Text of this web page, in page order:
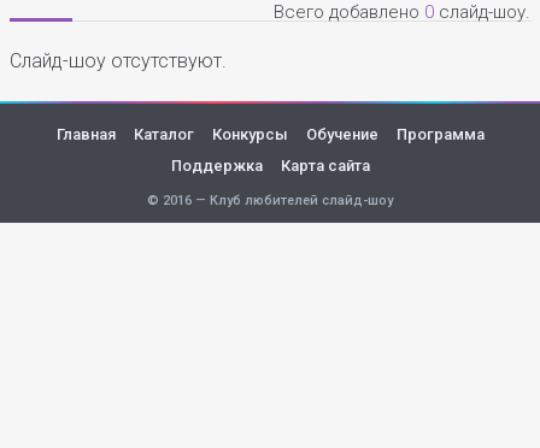
Всего добавлено 0 слайд-шоу.
Слайд-шоу отсутствуют.
Главная Каталог Конкурсы Обучение
Программа
Поддержка
Карта сайта
© 2016 — Клуб любителей слайд-шоу